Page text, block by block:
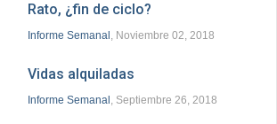
Rato, ¿fin de ciclo?
Informe Semanal , Noviembre 02, 2018
Vidas alquiladas
Informe Semanal , Septiembre 26, 2018